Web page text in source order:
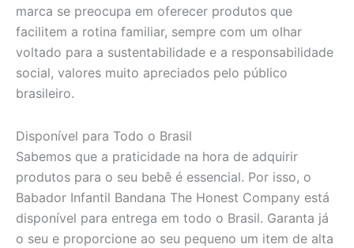
marca se preocupa em oferecer produtos que
facilitem a rotina familiar, sempre com um olhar
voltado para a sustentabilidade e a responsabilidade
social, valores muito apreciados pelo público
brasileiro.
Disponível para Todo o Brasil
Sabemos que a praticidade na hora de adquirir
produtos para o seu bebê é essencial. Por isso, o
Babador Infantil Bandana The Honest Company está
disponível para entrega em todo o Brasil. Garanta já
o seu e proporcione ao seu pequeno um item de alta